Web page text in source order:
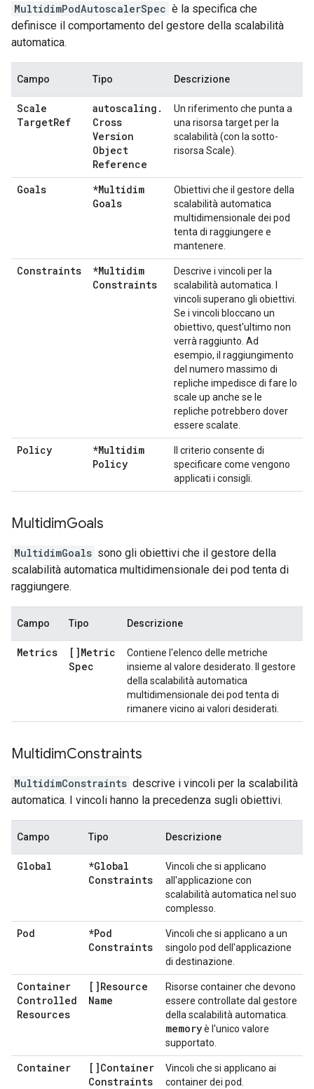
MultidimPodAutoscalerSpec è la specifica che
definisce il comportamento del gestore della scalabilità
automatica.
Campo Tipo Descrizione
Scale
TargetRef
autoscaling .
Cross
Version
Object
Reference
Un riferimento che punta a
una risorsa target per la
scalabilità (con la sotto-
risorsa Scale).
Goals
*Multidim
Goals
Obiettivi che il gestore della
scalabilità automatica
multidimensionale dei pod
tenta di raggiungere e
mantenere.
Constraints
*Multidim
Constraints
Descrive i vincoli per la
scalabilità automatica. I
vincoli superano gli obiettivi.
Se i vincoli bloccano un
obiettivo, quest'ultimo non
verrà raggiunto. Ad
esempio, il raggiungimento
del numero massimo di
repliche impedisce di fare lo
scale up anche se le
repliche potrebbero dover
essere scalate.
Policy
*Multidim
Policy
Il criterio consente di
specificare come vengono
applicati i consigli.
MultidimGoals
MultidimGoals sono gli obiettivi che il gestore della
scalabilità automatica multidimensionale dei pod tenta di
raggiungere.
Campo Tipo Descrizione
Metrics
[]Metric
Spec
Contiene l'elenco delle metriche
insieme al valore desiderato. Il gestore
della scalabilità automatica
multidimensionale dei pod tenta di
rimanere vicino ai valori desiderati.
MultidimConstraints
MultidimConstraints descrive i vincoli per la scalabilità
automatica. I vincoli hanno la precedenza sugli obiettivi.
Campo Tipo Descrizione
Global
*Global
Constraints
Vincoli che si applicano
all'applicazione con
scalabilità automatica nel suo
complesso.
Pod
*Pod
Constraints
Vincoli che si applicano a un
singolo pod dell'applicazione
di destinazione.
Container
Controlled
Resources
[]Resource
Name
Risorse container che devono
essere controllate dal gestore
della scalabilità automatica.
memoryè l'unico valore
supportato.
Container
[]Container
Constraints
Vincoli che si applicano ai
container dei pod.